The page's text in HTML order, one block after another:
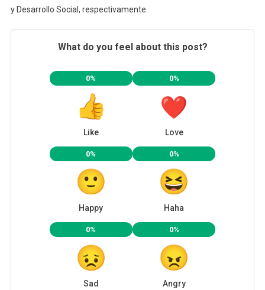
y Desarrollo Social, respectivamente.
What do you feel about this post?
0%
Like
0%
Love
0%
Happy
0%
Haha
0%
Sad
0%
Angry